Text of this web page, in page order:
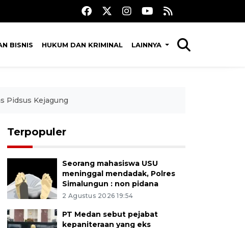
BISNIS HUKUM DAN KRIMINAL LAINNYA
Pidsus Kejagung
Terpopuler
Seorang mahasiswa USU
meninggal mendadak, Polres
Simalungun : non pidana
2 Agustus 2026 19:54
PT Medan sebut pejabat
kepaniteraan yang eks